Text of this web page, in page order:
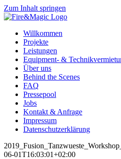
Zum Inhalt springen
Willkommen
Projekte
Leistungen
Equipment- &
Über uns
Behind the Scenes
FAQ
Pressepool
Jobs
Kontakt & Anfrage
Impressum
Datenschutzerklärung
06-01T16:03:01+02:00